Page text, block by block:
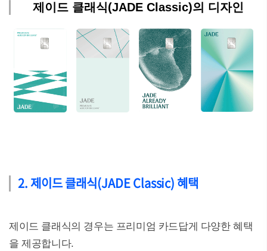
제이드 클래식(JADE Classic)의 디자인
2. 제이드 클래식(JADE Classic) 혜택
제이드 클래식의 경우는 프리미엄 카드답게 다양한 혜택
을 제공합니다.